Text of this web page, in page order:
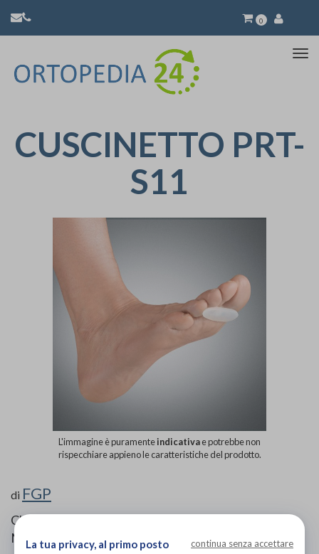
0
CUSCINETTO PRT-
S11
L'immagine è puramenteindicativae potrebbe non
rispecchiare appieno le caratteristiche del prodotto.
di FGP
CUSCINETTO IN SILICONE PER DITA A
MARTELLO
La tua privacy, al primo posto continua senza accettare